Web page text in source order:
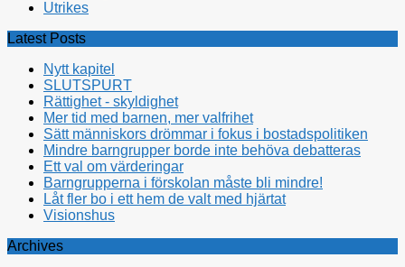
Utrikes
Latest Posts
Nytt kapitel
SLUTSPURT
Rättighet - skyldighet
Mer tid med barnen, mer valfrihet
Sätt människors drömmar i fokus i bostadspolitiken
Mindre barngrupper borde inte behöva debatteras
Ett val om värderingar
Barngrupperna i förskolan måste bli mindre!
Låt fler bo i ett hem de valt med hjärtat
Visionshus
Archives